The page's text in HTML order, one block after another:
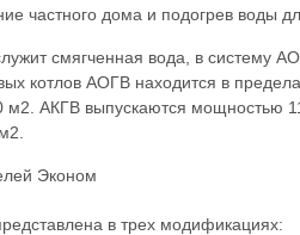
частного дома и подогрев воды
смягченная вода, в систему
котлов АОГВ находится в
АКГВ выпускаются мощностью
в трех модификациях: